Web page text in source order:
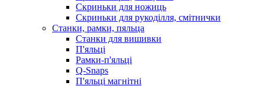
Скриньки для ножиць
Скриньки для рукоділля, смітнички
Станки, рамки, пяльца
Станки для вишивки
П'яльці
Рамки-п'яльці
Q-Snaps
П'яльці магнітні